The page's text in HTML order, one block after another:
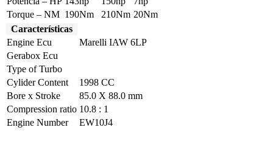
Torque – NM 190Nm 210Nm 20Nm
Características
Engine Ecu
Marelli IAW 6LP
Gerabox Ecu
Type of Turbo
Cylider Content
1998 CC
Bore x Stroke
85.0 X 88.0 mm
Compression ratio 10.8 : 1
Engine Number
EW10J4